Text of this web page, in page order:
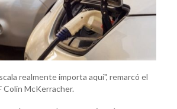
realmente importa aquí", remarcó el
Colin McKerracher.